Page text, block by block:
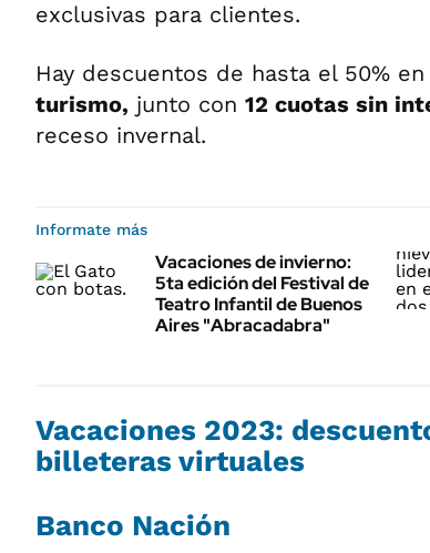
exclusivas para clientes.
Hay descuentos de hasta el 50% en
turismo, junto con 12 cuotas sin
receso invernal.
Informate más
Vacaciones de invierno:
5ta edición del Festival de
Teatro Infantil de Buenos
Aires "Abracadabra"
Vacaciones 2023:
billeteras virtuales
Banco Nación